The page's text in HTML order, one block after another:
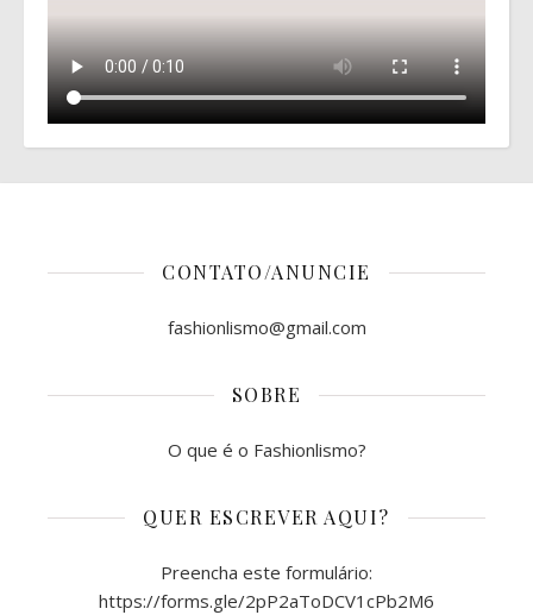
CONTATO/ANUNCIE
fashionlismo@gmail.com
SOBRE
O que é o Fashionlismo?
QUER ESCREVER AQUI?
Preencha este formulário:
https://forms.gle/2pP2aToDCV1cPb2M6